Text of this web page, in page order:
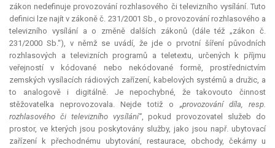
zákon nedefinuje provozování rozhlasového či televizního vysílání. Tuto
definici lze najít v zákoně č. 231/2001 Sb., o provozování rozhlasového a
televizního vysílání a o změně dalších zákonů (dále též „zákon č.
231/2000 Sb.“), v němž se uvádí, že jde o prvotní šíření původních
rozhlasových a televizních programů a teletextu, určených k příjmu
veřejností v kódované nebo nekódované formě, prostřednictvím
zemských vysílacích rádiových zařízení, kabelových systémů a družic, a
to analogově i digitálně. Je nepochybné, že takovouto činnost
stěžovatelka neprovozovala. Nejde totiž o „provozování díla, resp.
rozhlasového či televizního vysílání“, pokud provozovatel služeb do
prostor, ve kterých jsou poskytovány služby, jako jsou např. ubytovací
zařízení k přechodnému ubytování, restaurace, obchody, čekárny u